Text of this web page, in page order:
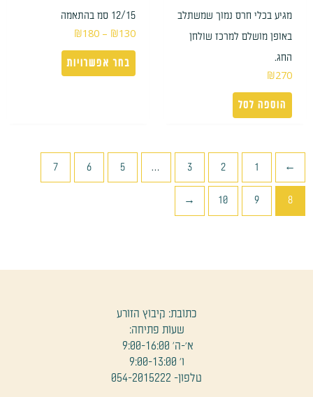
מגיע בכלי חרס נמוך שמשתלב
באופן מושלם למרכז שולחן
החג.
₪270
הוספה לסל
12/15 סמ בהתאמה
₪130
–
₪180
בחר אפשרויות
→
1
2
3
…
5
6
7
8
9
10
←
כתובת: קיבוץ הזורע
שעות פתיחה:
א׳-ה' 9:00-16:00
ו' 9:00-13:00
טלפון- 054-2015222